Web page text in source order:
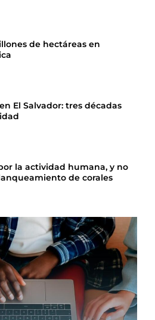
de hectáreas en
El Salvador: tres décadas
la actividad humana, y no
de corales